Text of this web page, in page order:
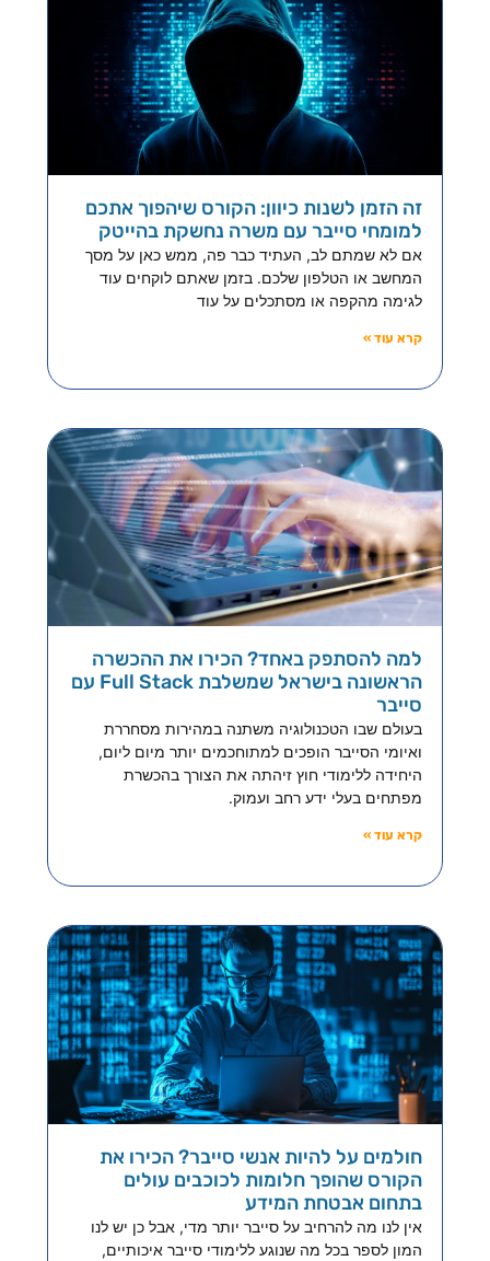
זה הזמן לשנות כיוון: הקורס שיהפוך אתכם
למומחי סייבר עם משרה נחשקת בהייטק
אם לא שמתם לב, העתיד כבר פה, ממש כאן על מסך
המחשב או הטלפון שלכם. בזמן שאתם לוקחים עוד
לגימה מהקפה או מסתכלים על עוד
קרא עוד »
למה להסתפק באחד? הכירו את ההכשרה
הראשונה בישראל שמשלבת Full Stack עם
סייבר
בעולם שבו הטכנולוגיה משתנה במהירות מסחררת
ואיומי הסייבר הופכים למתוחכמים יותר מיום ליום,
היחידה ללימודי חוץ זיהתה את הצורך בהכשרת
מפתחים בעלי ידע רחב ועמוק.
קרא עוד »
חולמים על להיות אנשי סייבר? הכירו את
הקורס שהופך חלומות לכוכבים עולים
בתחום אבטחת המידע
אין לנו מה להרחיב על סייבר יותר מדי, אבל כן יש לנו
המון לספר בכל מה שנוגע ללימודי סייבר איכותיים,